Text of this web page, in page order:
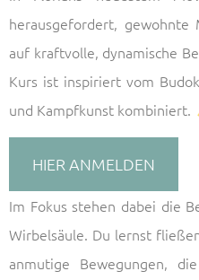
herausgefordert, gewohnte
auf kraftvolle, dynamische
Kurs ist inspiriert vom
und Kampfkunst kombiniert.
HIER ANMELDEN
Im Fokus stehen dabei die
Wirbelsäule. Du lernst
anmutige Bewegungen,